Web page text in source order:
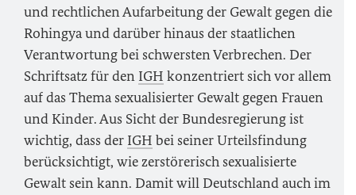
und rechtlichen Aufarbeitung der Gewalt gegen die
Rohingya und darüber hinaus der staatlichen
Verantwortung bei schwersten Verbrechen. Der
Schriftsatz für den IGH konzentriert sich vor allem
auf das Thema sexualisierter Gewalt gegen Frauen
und Kinder. Aus Sicht der Bundesregierung ist
wichtig, dass der IGH bei seiner Urteilsfindung
berücksichtigt, wie zerstörerisch sexualisierte
Gewalt sein kann. Damit will Deutschland auch im